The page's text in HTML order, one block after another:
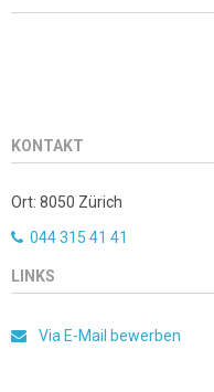
KONTAKT
Ort: 8050 Zürich
044 315 41 41
LINKS
Via E-Mail bewerben